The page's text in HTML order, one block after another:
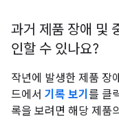
과거 제품 장애 및
인할 수 있나요?
작년에 발생한 제품 장
드에서 기록 보기 를 클
록을 보려면 해당 제품의